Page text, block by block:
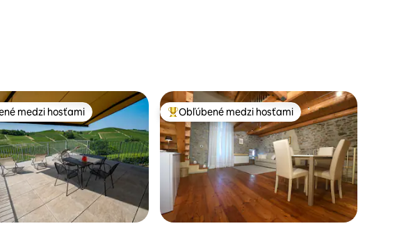
5 z 5, počet hodnotení: 4
medzi hosťami
medzi hosťami Najobľúbenejšie medzi hosťami
Obľúbené medzi hosťami